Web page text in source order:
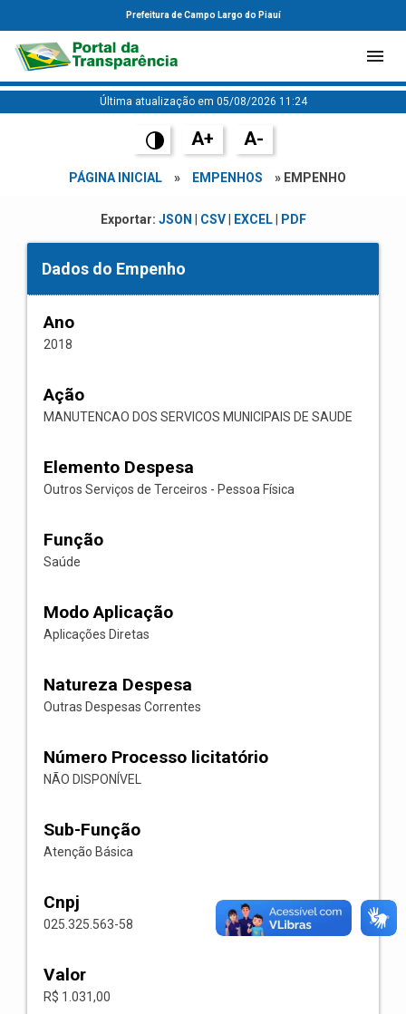
Prefeitura de Campo Largo do Piauí
Última atualização em 05/08/2026 11:24
A+ A-
PÁGINA INICIAL » EMPENHOS » EMPENHO
Exportar: JSON CSV| EXCEL| PDF
Dados do Empenho
Ano
2018
Ação
MANUTENCAO DOS SERVICOS MUNICIPAIS DE SAUDE
Elemento Despesa
Outros Serviços de Terceiros - Pessoa Física
Função
Saúde
Modo Aplicação
Aplicações Diretas
Natureza Despesa
Outras Despesas Correntes
Número Processo licitatório
NÃO DISPONÍVEL
Sub-Função
Atenção Básica
Cnpj
025.325.563-58
Valor
R$ 1.031,00